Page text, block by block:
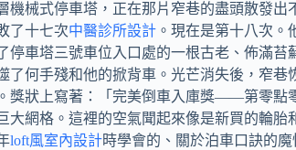
機械式停車塔，正在那片窄巷的盡頭散發
了十七次中醫診所設計 。現在是第十八次
停車塔三號車位入口處的一根古老、佈滿
了何手殘和他的掀背車。光芒消失後，窄
獎狀上寫著：「完美倒車入庫獎——第零點
大網格。這裡的空氣聞起來像是新買的輪
loft風室內設計時學會的、關於泊車口訣的